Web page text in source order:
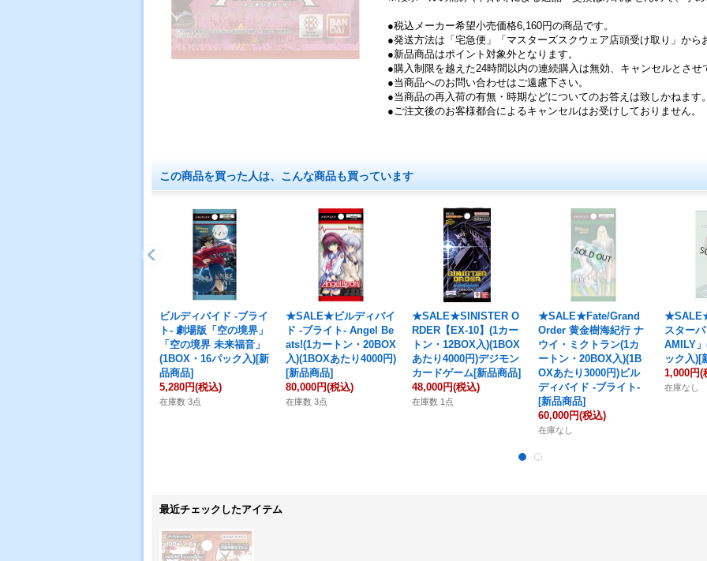
●税込メーカー希望小売価格6,160円の商品です。
●発送方法は「宅急便」「マスターズスクウェア店頭受け取り」から
●新品商品はポイント対象外となります。
●購入制限を越えた24時間以内の連続購入は無効、キャンセルとさせ
●当商品へのお問い合わせはご遠慮下さい。
●当商品の再入荷の有無・時期などについてのお答えは致しかねます。
●ご注文後のお客様都合によるキャンセルはお受けしておりません。
この商品を買った人は、こんな商品も買っています
ビルディバイド -ブライ
ト- 劇場版「空の境界」
「空の境界 未来福音」
(1BOX・16パック入)[新
品商品]
5,280円(税込)
在庫数 3点
★SALE★ビルディバイ
ド -ブライト- Angel Be
ats!(1カートン・20BOX
入)(1BOXあたり4000円)
[新品商品]
80,000円(税込)
在庫数 3点
★SALE★SINISTER O
RDER【EX-10】(1カー
トン・12BOX入)(1BOX
あたり4000円)デジモン
カードゲーム[新品商品]
48,000円(税込)
在庫数 1点
★SALE★Fate/Grand
Order 黄金樹海紀行 ナ
ウイ・ミクトラン(1カ
ートン・20BOX入)(1B
OXあたり3000円)ビル
ディバイド -ブライト-
[新品商品]
60,000円(税込)
在庫なし
スター
AMILY
ック入)[
1,000円(
在庫なし
最近チェックしたアイテム